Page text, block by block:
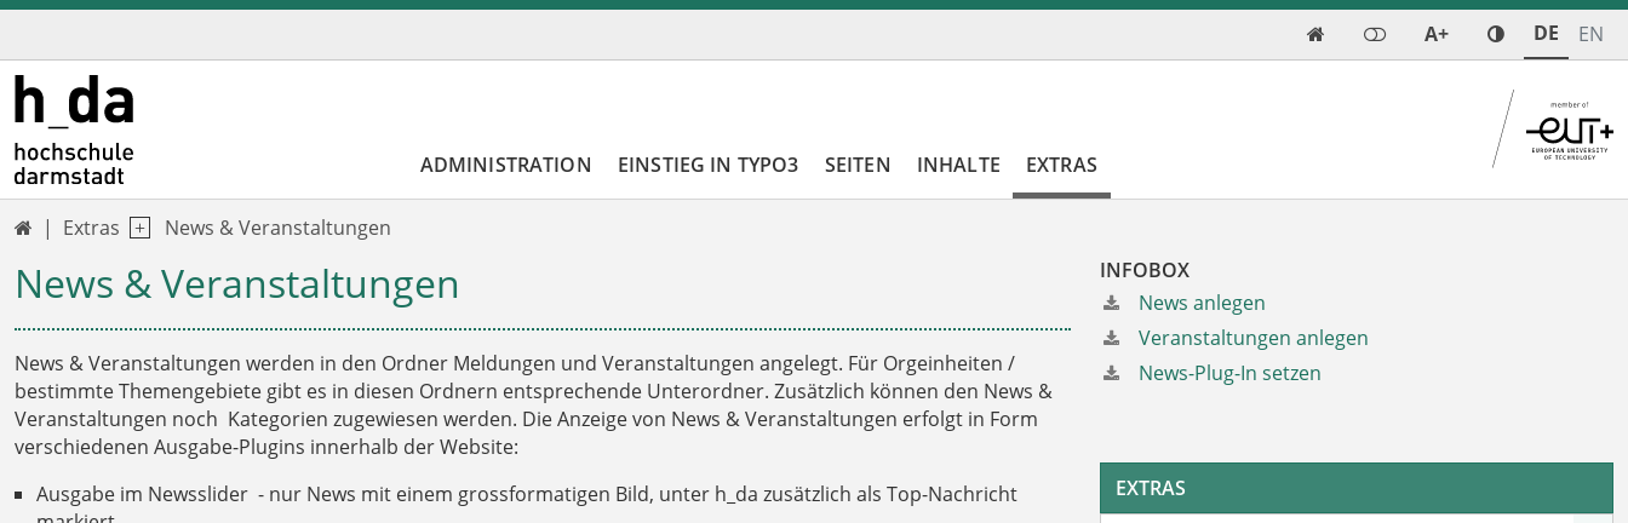
 A+ DE EN
ADMINISTRATION EINSTIEG IN TYPO3 SEITEN INHALTE EXTRAS
 Extras News & Veranstaltungen
News & Veranstaltungen
News & Veranstaltungen werden in den Ordner Meldungen und Veranstaltungen angelegt. Für Orgeinheiten /
bestimmte Themengebiete gibt es in diesen Ordnern entsprechende Unterordner. Zusätzlich können den News &
Veranstaltungen noch Kategorien zugewiesen werden. Die Anzeige von News & Veranstaltungen erfolgt in Form
verschiedenen Ausgabe-Plugins innerhalb der Website:
Ausgabe im Newsslider - nur News mit einem grossformatigen Bild, unter h_da zusätzlich als Top-Nachricht
INFOBOX
News anlegen
Veranstaltungen anlegen
News-Plug-In setzen
EXTRAS